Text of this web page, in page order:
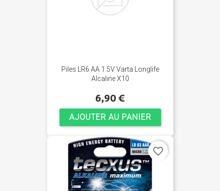
Piles LR6 AA 1.5V Varta Longlife
Alcaline X10
6,90 €
AJOUTER AU PANIER
favorite_border